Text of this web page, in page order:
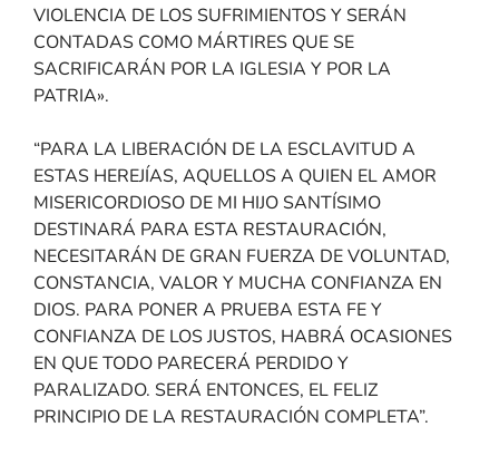
VIOLENCIA DE LOS SUFRIMIENTOS Y SERÁN
CONTADAS COMO MÁRTIRES QUE SE
SACRIFICARÁN POR LA IGLESIA Y POR LA
PATRIA».
“PARA LA LIBERACIÓN DE LA ESCLAVITUD A
ESTAS HEREJÍAS, AQUELLOS A QUIEN EL AMOR
MISERICORDIOSO DE MI HIJO SANTÍSIMO
DESTINARÁ PARA ESTA RESTAURACIÓN,
NECESITARÁN DE GRAN FUERZA DE VOLUNTAD,
CONSTANCIA, VALOR Y MUCHA CONFIANZA EN
DIOS. PARA PONER A PRUEBA ESTA FE Y
CONFIANZA DE LOS JUSTOS, HABRÁ OCASIONES
EN QUE TODO PARECERÁ PERDIDO Y
PARALIZADO. SERÁ ENTONCES, EL FELIZ
PRINCIPIO DE LA RESTAURACIÓN COMPLETA”.